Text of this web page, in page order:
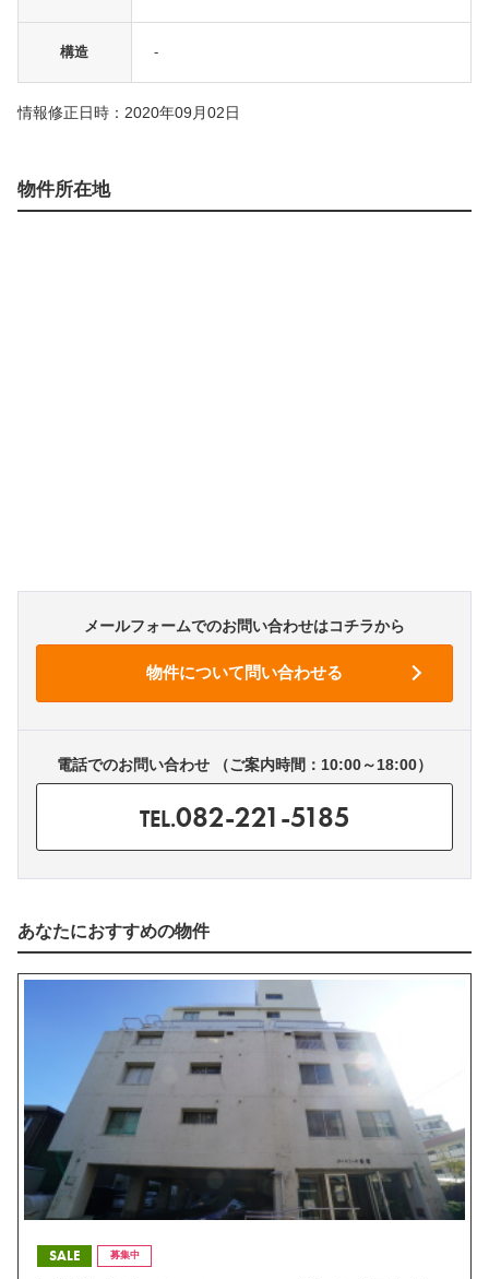
構造 -
情報修正日時：2020年09月02日
物件所在地
メールフォームでのお問い合わせはコチラから
電話でのお問い合わせ （ご案内時間：10:00～18:00）
TEL.082-221-5185
あなたにおすすめの物件
SALE 募集中